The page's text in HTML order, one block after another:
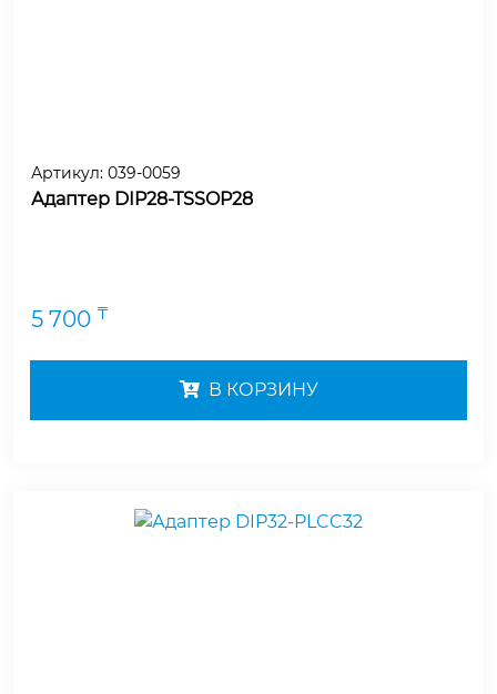
Артикул: 039-0059
Адаптер DIP28-TSSOP28
5 700 ₸
В КОРЗИНУ